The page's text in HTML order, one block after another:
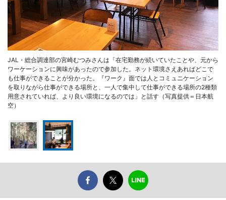
JAL・総合調達部の宮崎むつみさんは「在宅勤務が続いていたことや、元から
ワーケーションに興味があったので参加した。ネット環境さえあればどこで
も仕事ができることが分かった。『ワーク』面では人とコミュニケーション
を取りながら仕事ができる場所と、一人で集中して仕事ができる場所の2種類
用意されていれば、より良い環境になるのでは」と話す（写真提供＝日本航
空）